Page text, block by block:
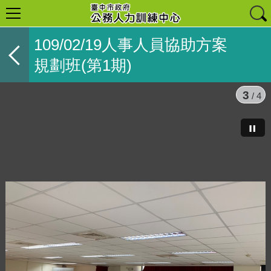
109/02/19人事人員協助方案
規劃班(第1期)
3 / 4